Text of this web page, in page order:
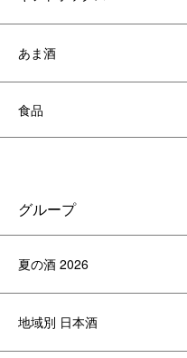
あま酒
食品
グループ
夏の酒 2026
地域別 日本酒